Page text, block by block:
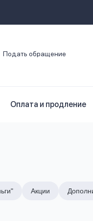
Подать обращение
Оплата и продление
Акции